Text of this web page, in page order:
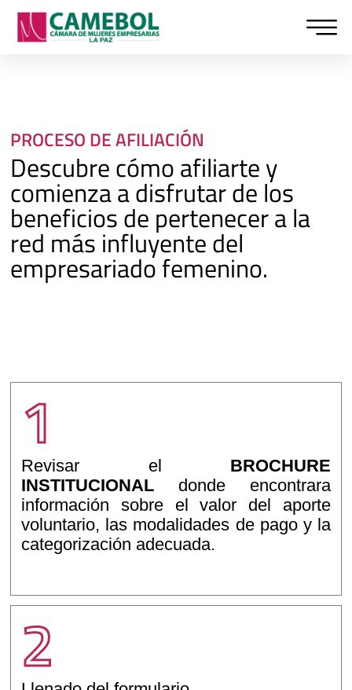
contenido
PROCESO DE AFILIACIÓN
Descubre cómo afiliarte y
comienza a disfrutar de los
beneficios de pertenecer a la
red más influyente del
empresariado femenino.
1
Revisar el BROCHURE
INSTITUCIONAL donde encontrara
información sobre el valor del aporte
voluntario, las modalidades de pago y la
categorización adecuada.
2